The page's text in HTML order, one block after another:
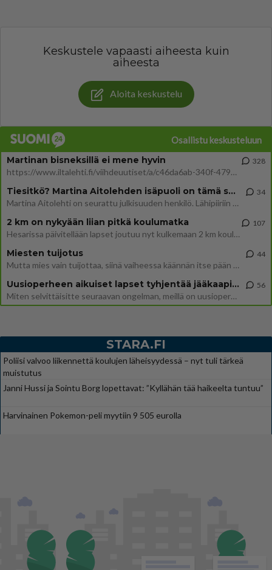
Keskustele vapaasti aiheesta kuin
aiheesta
Aloita keskustelu
Osallistu keskusteluun
Martinan bisneksillä ei mene hyvin
https://www.iltalehti.fi/viihdeuutiset/a/c46da6ab-340f-4790-aaa7-0865eed2336 Yrityksen konkurssihakemus on tullut kärä
328
Tiesitkö? Martina Aitolehden isäpuoli on tämä suosittu laulaja
Martina Aitolehti on seurattu julkisuuden henkilö. Lähipiiriin mahtuu muitakin tunnettuja henkilöitä. Tiesitkö, että Ma
34
2 km on nykyään liian pitkä koulumatka
Hesarissa päivitellään lapset joutuu nyt kulkemaan 2 km kouluun jösses. Ruostefillarilla tuo matka menee vaikka miten äk
107
Miesten tuijotus
Mutta mies vain tuijottaa, siinä vaiheessa käännän itse pään pois. Mikä juttu? Yleensä jos joku tuijottaa tai katsoo, hä
44
Uusioperheen aikuiset lapset tyhjentää jääkaapin käydessään
Miten selvittäisitte seuraavan ongelman, meillä on uusioperhe, minulla teini-ikäiset lapset ja puolisolla aikuiset, jotk
56
STARA.FI
Poliisi valvoo liikennettä koulujen läheisyydessä – nyt tuli tärkeä
muistutus
Janni Hussi ja Sointu Borg lopettavat: ”Kyllähän tää haikeelta tuntuu”
Harvinainen Pokemon-peli myytiin 9 505 eurolla